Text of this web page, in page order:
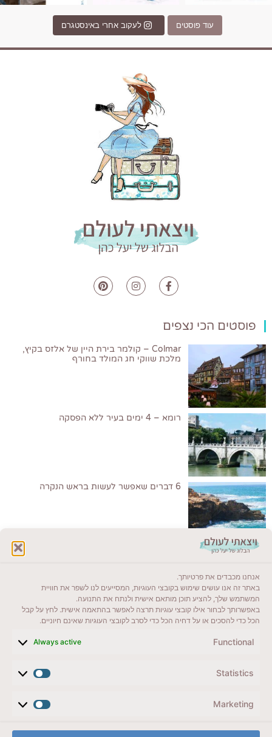
אנחנו מכבדים את פרטיותך.
באתר זה אנו עושים שימוש בקובצי העוגיות, המסייעים לנו לשפר את חוויית
המשתמש שלך, להציע תוכן מותאם אישית ולנתח את התנועה.
באפשרותך לבחור אילו קובצי עוגיות תרצה לאפשר בהתאמה אישית. לחץ על קבל
הכל כדי להסכים או על דחיה הכל כדי לסרב לקובצי העוגיות שאינם חיוניים.
Functional
Always active
Statistics
Marketing
עוד פוסטים לעקוב אחרי באינסטגרם
פוסטים הכי נצפים
Colmar – קולמר בירת היין של אלזס בקיץ,
מלכת שווקי חג המולד בחורף
רומא – 4 ימים בעיר ללא הפסקה
6 דברים שאפשר לעשות בראש הנקרה
ייעדים מומלצים
מדריכים ועזרים
לשליחת הודעת וואטסאפ
veyatsati.laolam@gmail.com